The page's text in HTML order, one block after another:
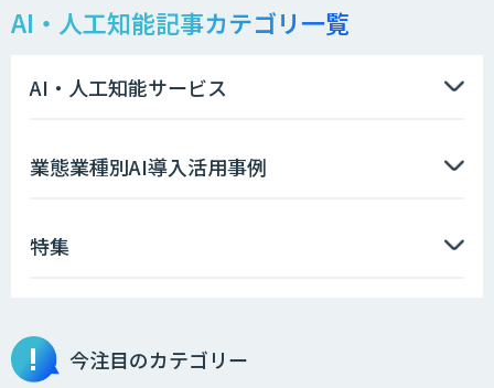
AI/DX研修
「AI課題の⽬利き」コンサルティングサ
ービス
AI・人工知能記事カテゴリ一覧
AI・人工知能サービス
業態業種別AI導入活用事例
特集
今注目のカテゴリー